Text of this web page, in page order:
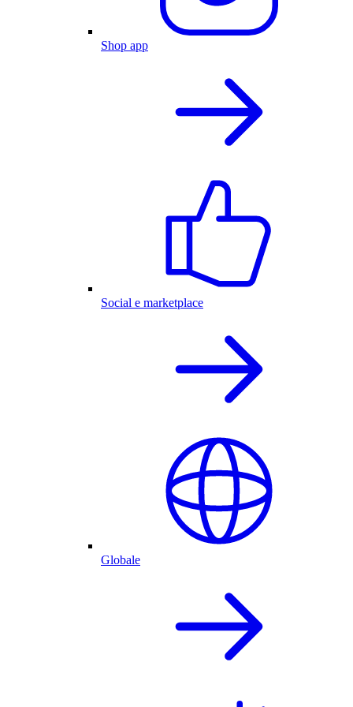
Shop app
Social e marketplace
Globale